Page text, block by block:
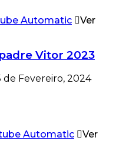
Ver
Vitor 2023
de Fevereiro, 2024
Ver